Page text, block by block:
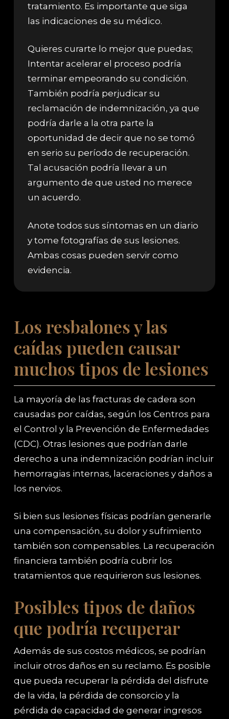
tratamiento. Es importante que siga
las indicaciones de su médico.
Quieres curarte lo mejor que puedas;
Intentar acelerar el proceso podría
terminar empeorando su condición.
También podría perjudicar su
reclamación de indemnización, ya que
podría darle a la otra parte la
oportunidad de decir que no se tomó
en serio su período de recuperación.
Tal acusación podría llevar a un
argumento de que usted no merece
un acuerdo.
Anote todos sus síntomas en un diario
y tome fotografías de sus lesiones.
Ambas cosas pueden servir como
evidencia.
Los resbalones y las
caídas pueden causar
muchos tipos de lesiones
La mayoría de las fracturas de cadera son
causadas por caídas, según los Centros para
el Control y la Prevención de Enfermedades
(CDC). Otras lesiones que podrían darle
derecho a una indemnización podrían incluir
hemorragias internas, laceraciones y daños a
los nervios.
Si bien sus lesiones físicas podrían generarle
una compensación, su dolor y sufrimiento
también son compensables. La recuperación
financiera también podría cubrir los
tratamientos que requirieron sus lesiones.
Posibles tipos de daños
que podría recuperar
Además de sus costos médicos, se podrían
incluir otros daños en su reclamo. Es posible
que pueda recuperar la pérdida del disfrute
de la vida, la pérdida de consorcio y la
pérdida de capacidad de generar ingresos